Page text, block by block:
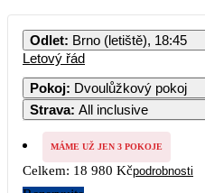
Odlet: Brno (letiště), 18:45
Letový řád
Pokoj: Dvoulůžkový pokoj
Strava: All inclusive
MÁME UŽ JEN 3 POKOJE
Celkem: 18 980 Kčpodrobnosti